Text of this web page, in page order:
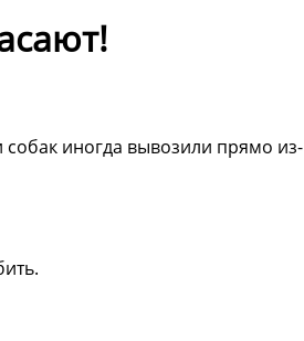
иногда вывозили прямо из-